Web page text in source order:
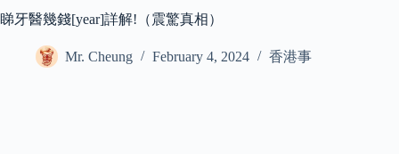
睇牙醫幾錢[year]詳解!（震驚真相）
Mr. Cheung February 4, 2024 香港事